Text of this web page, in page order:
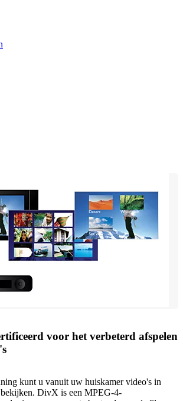
voor het verbeterd afspelen
kunt u vanuit uw huiskamer video's in
DivX is een MPEG-4-